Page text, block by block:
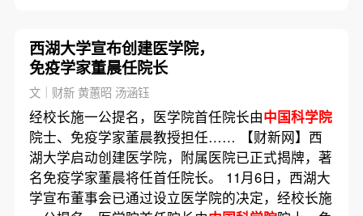
西湖大学宣布创建医学院，
免疫学家董晨任院长
文｜财新 黄蕙昭 汤涵钰
经校长施一公提名，医学院首任院长由中国科学院
院士、免疫学家董晨教授担任…… 【财新网】西
湖大学启动创建医学院，附属医院已正式揭牌，著
名免疫学家董晨将任首任院长。 11月6日，西湖大
学宣布董事会已通过设立医学院的决定，经校长施